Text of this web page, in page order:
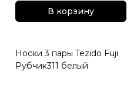
В корзину
Носки 3 пары Tezido Fuji
Рубчик311 белый